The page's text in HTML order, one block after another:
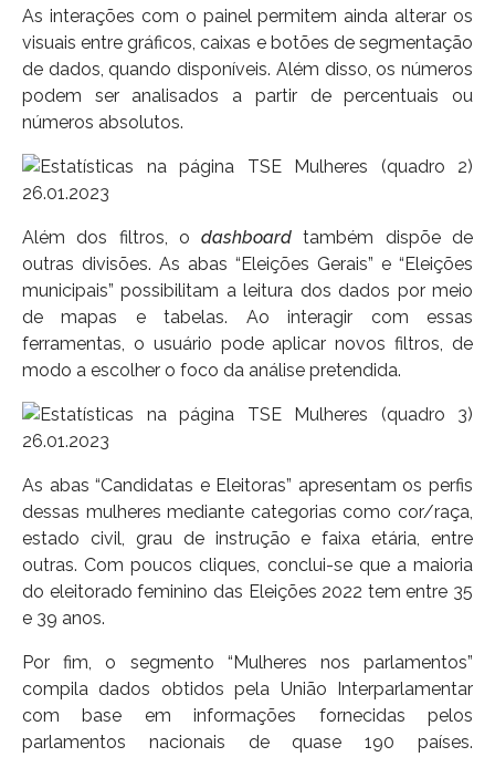
As interações com o painel permitem ainda alterar os
visuais entre gráficos, caixas e botões de segmentação
de dados, quando disponíveis. Além disso, os números
podem ser analisados a partir de percentuais ou
números absolutos.
Além dos filtros, odashboardtambém dispõe de
outras divisões. As abas “Eleições Gerais” e “Eleições
municipais” possibilitam a leitura dos dados por meio
de mapas e tabelas. Ao interagir com essas
ferramentas, o usuário pode aplicar novos filtros, de
modo a escolher o foco da análise pretendida.
As abas “Candidatas e Eleitoras” apresentam os perfis
dessas mulheres mediante categorias como cor/raça,
estado civil, grau de instrução e faixa etária, entre
outras. Com poucos cliques, conclui-se que a maioria
do eleitorado feminino das Eleições 2022 tem entre 35
e 39 anos.
Por fim, o segmento “Mulheres nos parlamentos”
compila dados obtidos pela União Interparlamentar
com base em informações fornecidas pelos
parlamentos nacionais de quase 190 países.